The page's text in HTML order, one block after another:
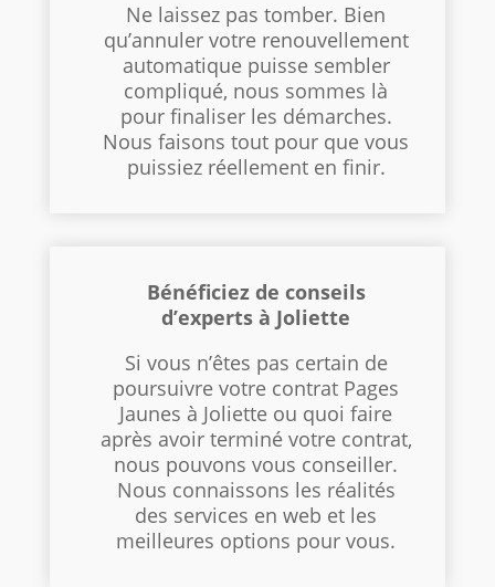
Ne laissez pas tomber. Bien
qu’annuler votre renouvellement
automatique puisse sembler
compliqué, nous sommes là
pour finaliser les démarches.
Nous faisons tout pour que vous
puissiez réellement en finir.
Bénéficiez de conseils
d’experts à Joliette
Si vous n’êtes pas certain de
poursuivre votre contrat Pages
Jaunes à Joliette ou quoi faire
après avoir terminé votre contrat,
nous pouvons vous conseiller.
Nous connaissons les réalités
des services en web et les
meilleures options pour vous.